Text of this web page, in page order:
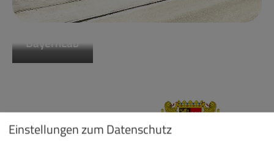
BayernLab
Einstellungen zum Datenschutz